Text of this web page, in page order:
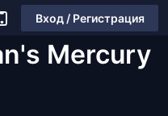
Вход / Регистрация
Mercury